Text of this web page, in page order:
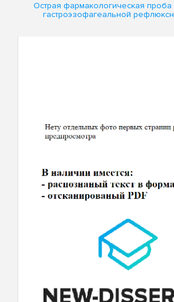
Острая фармакологическая проба
гастроэзофагеальной